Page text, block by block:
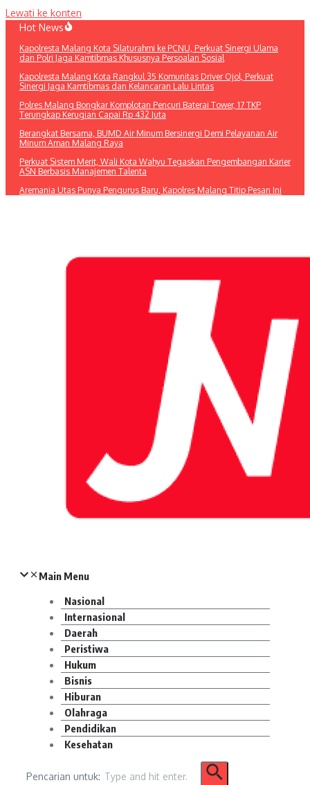
Lewati ke konten
Hot News
Kapolresta Malang Kota Silaturahmi ke PCNU, Perkuat Sinergi Ulama
dan Polri Jaga Kamtibmas Khususnya Persoalan Sosial
Kapolresta Malang Kota Rangkul 35 Komunitas Driver Ojol, Perkuat
Sinergi Jaga Kamtibmas dan Kelancaran Lalu Lintas
Polres Malang Bongkar Komplotan Pencuri Baterai Tower, 17 TKP
Terungkap Kerugian Capai Rp 432 Juta
Berangkat Bersama, BUMD Air Minum Bersinergi Demi Pelayanan Air
Minum Aman Malang Raya
Perkuat Sistem Merit, Wali Kota Wahyu Tegaskan Pengembangan Karier
ASN Berbasis Manajemen Talenta
Aremania Utas Punya Pengurus Baru, Kapolres Malang Titip Pesan Ini
Main Menu
Nasional
Internasional
Daerah
Peristiwa
Hukum
Bisnis
Hiburan
Olahraga
Pendidikan
Kesehatan
Pencarian untuk: